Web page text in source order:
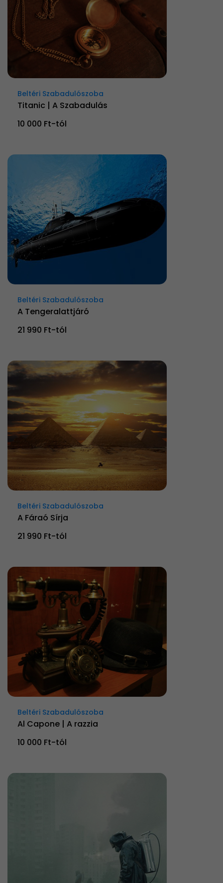
Beltéri Szabadulószoba
Titanic | A Szabadulás
10 000 Ft-tól
Beltéri Szabadulószoba
A Tengeralattjáró
21 990 Ft-tól
Beltéri Szabadulószoba
A Fáraó Sírja
21 990 Ft-tól
Beltéri Szabadulószoba
Al Capone | A razzia
10 000 Ft-tól